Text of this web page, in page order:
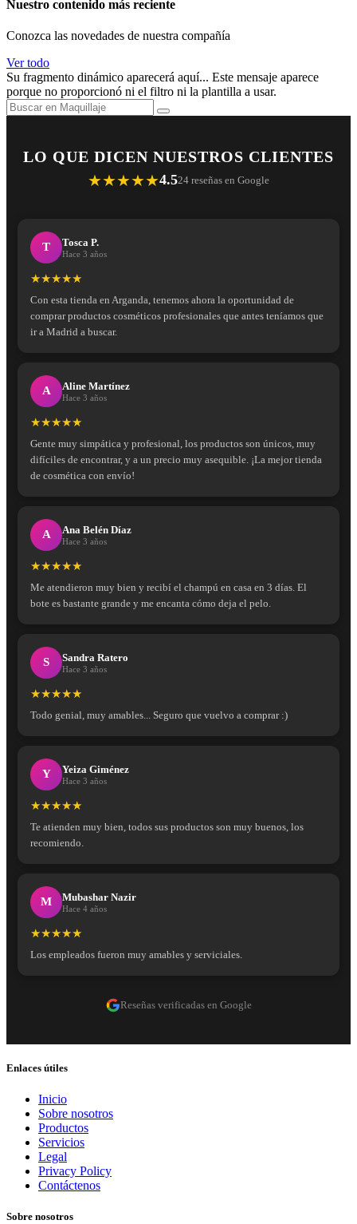
Nuestro contenido más reciente
Conozca las novedades de nuestra compañía
Ver todo
Su fragmento dinámico aparecerá aquí... Este mensaje aparece
porque no proporcionó ni el filtro ni la plantilla a usar.
LO QUE DICEN NUESTROS CLIENTES
★★★★★4.524 reseñas en Google
T Tosca P.
Hace 3 años
★★★★★
Con esta tienda en Arganda, tenemos ahora la oportunidad de
comprar productos cosméticos profesionales que antes teníamos que
ir a Madrid a buscar.
A Aline Martínez
Hace 3 años
★★★★★
Gente muy simpática y profesional, los productos son únicos, muy
difíciles de encontrar, y a un precio muy asequible. ¡La mejor tienda
de cosmética con envío!
A Ana Belén Díaz
Hace 3 años
★★★★★
Me atendieron muy bien y recibí el champú en casa en 3 días. El
bote es bastante grande y me encanta cómo deja el pelo.
S Sandra Ratero
Hace 3 años
★★★★★
Todo genial, muy amables... Seguro que vuelvo a comprar :)
Y Yeiza Giménez
Hace 3 años
★★★★★
Te atienden muy bien, todos sus productos son muy buenos, los
recomiendo.
M Mubashar Nazir
Hace 4 años
★★★★★
Los empleados fueron muy amables y serviciales.
Reseñas verificadas en Google
Enlaces útiles
Inicio
Sobre nosotros
Productos
Servicios
Legal
Privacy Policy
Contáctenos
Sobre nosotros